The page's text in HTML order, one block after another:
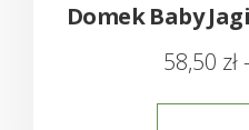
58,50 zł